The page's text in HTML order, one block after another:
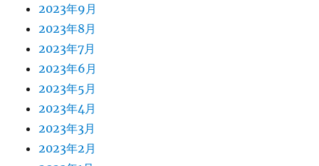
2023年9月
2023年8月
2023年7月
2023年6月
2023年5月
2023年4月
2023年3月
2023年2月